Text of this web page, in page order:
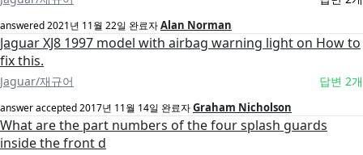
answered2021년 11월 22일 완료자Alan Norman
Jaguar XJ8 1997 model with airbag warning light on How to
fix this.
Jaguar/재규어 답변 2개
answer accepted2017년 11월 14일 완료자Graham Nicholson
What are the part numbers of the four splash guards
inside the front d